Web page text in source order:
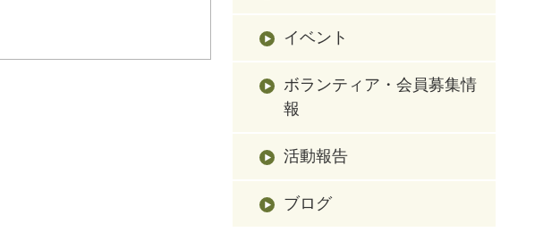
イベント
ボランティア・会員募集情
報
活動報告
ブログ